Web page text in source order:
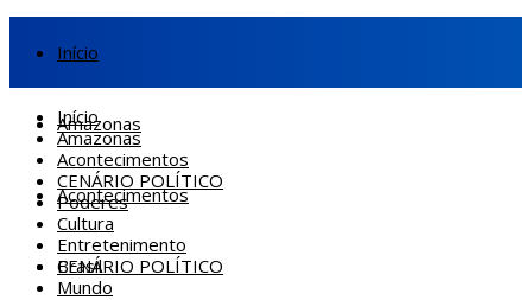
Início
Amazonas
Acontecimentos
CENÁRIO POLÍTICO
Início
Amazonas
Acontecimentos
CENÁRIO POLÍTICO
Poderes
Cultura
Entretenimento
Brasil
Mundo